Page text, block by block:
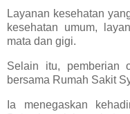
Layanan kesehatan
kesehatan umum,
mata dan gigi.
Selain itu, pemberian
bersama Rumah Sakit
Ia menegaskan